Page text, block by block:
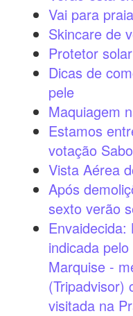
Vai para
Skincare de
Protetor
Dicas de
pele
Maquiagem
Estamos
votação
Vista Aérea
Após
sexto verão
indicada
Marquise -
(Tripadvisor)
visitada na